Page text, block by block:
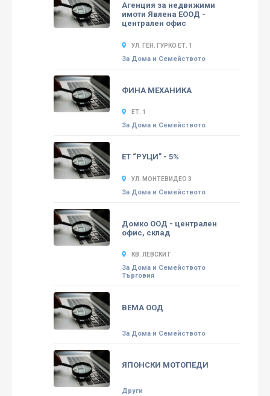
Агенция за недвижими
имоти Явлена ЕООД -
централен офис
УЛ. ГЕН. ГУРКО ЕТ. 1
За Дома и Семейството
ФИНА МЕХАНИКА
ЕТ. 1
За Дома и Семейството
ЕТ “РУЦИ” - 5%
УЛ. МОНТЕВИДЕО 3
За Дома и Семейството
Домко ООД - централен
офис, склад
КВ. ЛЕВСКИ Г
За Дома и Семейството
Търговия
ВЕМА ООД
За Дома и Семейството
ЯПОНСКИ МОТОПЕДИ
Други